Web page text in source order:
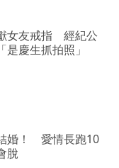
女友戒指 經紀公
慶生抓拍照」
婚！ 愛情長跑10
脫